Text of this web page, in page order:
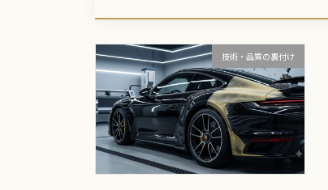
技術・品質の裏付け